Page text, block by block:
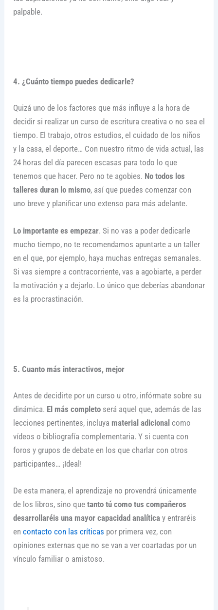
palpable.
4. ¿Cuánto tiempo puedes dedicarle?
Quizá uno de los factores que más influye a la hora de
decidir si realizar un curso de escritura creativa o no sea el
tiempo. El trabajo, otros estudios, el cuidado de los niños
y la casa, el deporte… Con nuestro ritmo de vida actual, las
24 horas del día parecen escasas para todo lo que
tenemos que hacer. Pero no te agobies. No todos los
talleres duran lo mismo, así que puedes comenzar con
uno breve y planificar uno extenso para más adelante.
Lo importante es empezar. Si no vas a poder dedicarle
mucho tiempo, no te recomendamos apuntarte a un taller
en el que, por ejemplo, haya muchas entregas semanales.
Si vas siempre a contracorriente, vas a agobiarte, a perder
la motivación y a dejarlo. Lo único que deberías abandonar
es la procrastinación.
5. Cuanto más interactivos, mejor
Antes de decidirte por un curso u otro, infórmate sobre su
dinámica. El más completoserá aquel que, además de las
lecciones pertinentes, incluya material adicionalcomo
vídeos o bibliografía complementaria. Y si cuenta con
foros y grupos de debate en los que charlar con otros
participantes… ¡Ideal!
De esta manera, el aprendizaje no provendrá únicamente
de los libros, sino que tanto tú como tus compañeros
desarrollaréis una mayor capacidad analíticay entraréis
en contacto con las críticas por primera vez, con
opiniones externas que no se van a ver coartadas por un
vínculo familiar o amistoso.